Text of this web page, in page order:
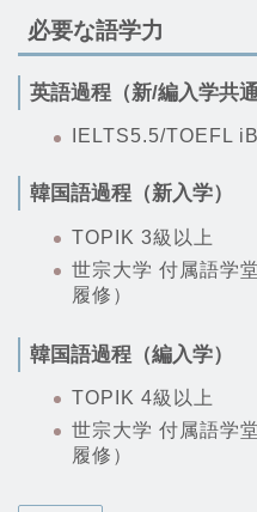
必要な語学力
英語過程（新/編入学共通
IELTS5.5/TOEFL
韓国語過程（新入学）
TOPIK 3級以上
世宗大学 付属語学
履修）
韓国語過程（編入学）
TOPIK 4級以上
世宗大学 付属語学
履修）